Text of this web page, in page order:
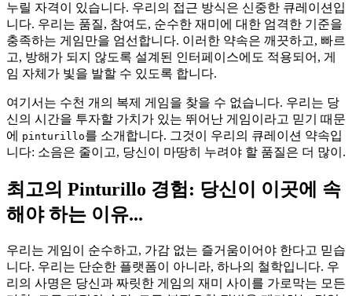
누릴 자격이 있습니다. 우리의 접근 방식은 신중한 큐레이션입
니다. 우리는 품질, 참여도, 순수한 재미에 대한 엄격한 기준을
충족하는 게임만을 엄선합니다. 이러한 약속은 깨끗하고, 빠르
고, 방해가 되지 않도록 설계된 인터페이스에도 적용되어, 게
임 자체가 빛을 발할 수 있도록 합니다.
여기서는 수천 개의 복제 게임을 찾을 수 없습니다. 우리는 당
신의 시간을 투자할 가치가 있는 뛰어난 게임이라고 믿기 때문
에
pinturillo를 소개합니다. 그것이 우리의 큐레이션 약속입
니다: 소음은 줄이고, 당신이 마땅히 누려야 할 품질은 더 많이.
최고의 Pinturillo 경험: 당신이 이곳에 속
해야 하는 이유...
우리는 게임이 순수하고, 가감 없는 즐거움이어야 한다고 믿습
니다. 우리는 단순한 플랫폼이 아니라, 하나의 철학입니다. 우
리의 사명은 당신과 짜릿한 게임의 재미 사이를 가로막는 모든